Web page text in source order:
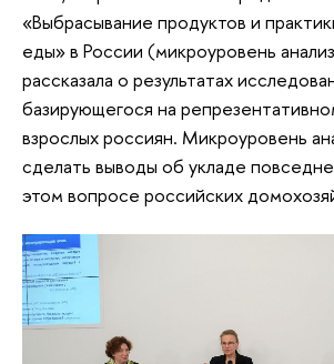
«Выбрасывание продуктов и
еды» в России (микроуровень
рассказала о результатах
базирующегося на
взрослых россиян. Микроуровень
сделать выводы об укладе
этом вопросе российских